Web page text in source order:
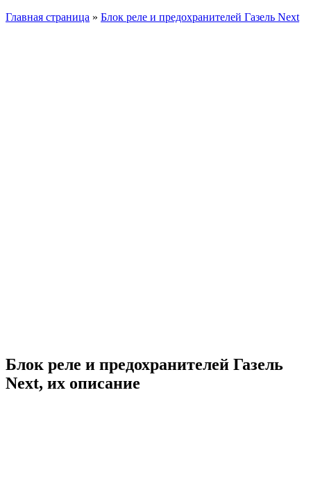
Главная страница » Блок реле и предохранителей Газель Next
Блок реле и предохранителей Газель
Next, их описание